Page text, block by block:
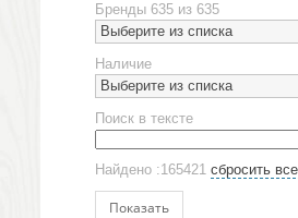
Наборы
Предметы
Стаканы
Эко кружки
ЕВРОПОСУДА
Аксессуары
Ежедневники и
Бренды 635 из 635
Выберите из списка
Наличие
Выберите из списка
Поиск в тексте
Найдено :165421 сбросить
Показать